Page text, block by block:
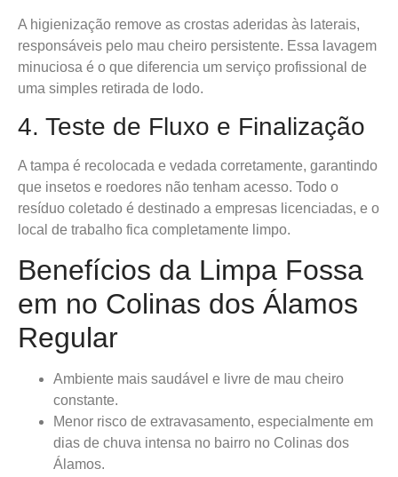
A higienização remove as crostas aderidas às laterais,
responsáveis pelo mau cheiro persistente. Essa lavagem
minuciosa é o que diferencia um serviço profissional de
uma simples retirada de lodo.
4. Teste de Fluxo e Finalização
A tampa é recolocada e vedada corretamente, garantindo
que insetos e roedores não tenham acesso. Todo o
resíduo coletado é destinado a empresas licenciadas, e o
local de trabalho fica completamente limpo.
Benefícios da Limpa Fossa
em no Colinas dos Álamos
Regular
Ambiente mais saudável e livre de mau cheiro
constante.
Menor risco de extravasamento, especialmente em
dias de chuva intensa no bairro no Colinas dos
Álamos.